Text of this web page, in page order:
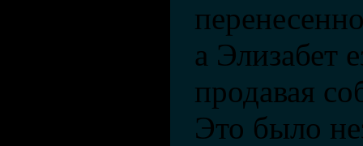
а Элизабет
продавая
Это было